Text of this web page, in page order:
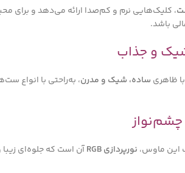
، کلیک‌هایی نرم و کم‌صدا ارائه می‌دهد و برای
باشد.
و جذاب
با ظاهری ساده، شیک و مدرن، به‌راحتی با انواع
این ماوس، نورپردازی RGB آن است که جلوه‌ای